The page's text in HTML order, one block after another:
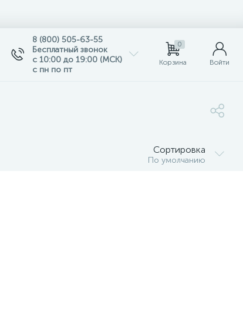
8 (800) 505-63-55
Бесплатный звонок
с 10:00 до 19:00 (МСК)
с пн по пт
0
Корзина Войти
Сортировка
По умолчанию